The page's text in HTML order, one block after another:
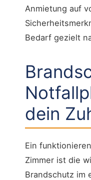
Anmietung auf
Bedarf gezielt
dein
Ein
Zimmer ist die
Brandschutz im